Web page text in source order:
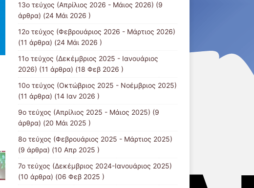
13o τεύχος (Απρίλιος 2026 - Μάιος 2026) (9
άρθρα) (24 Μάι 2026 )
12o τεύχος (Φεβρουάριος 2026 - Μάρτιος 2026)
(11 άρθρα) (24 Μάι 2026 )
11ο τεύχος (Δεκέμβριος 2025 - Ιανουάριος
2026) (11 άρθρα) (18 Φεβ 2026 )
10o τεύχος (Οκτώβριος 2025 - Νοέμβριος 2025)
(11 άρθρα) (14 Ιαν 2026 )
9o τεύχος (Απρίλιος 2025 - Μάιος 2025) (9
άρθρα) (20 Μάι 2025 )
8o τεύχος (Φεβρουάριος 2025 - Μάρτιος 2025)
(9 άρθρα) (10 Απρ 2025 )
7ο τεύχος (Δεκέμβριος 2024-Ιανουάριος 2025)
(10 άρθρα) (06 Φεβ 2025 )